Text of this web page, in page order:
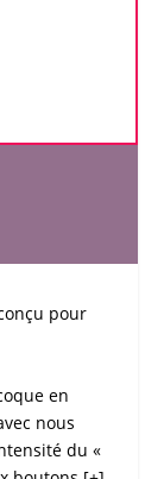
pour
en
nous
du «